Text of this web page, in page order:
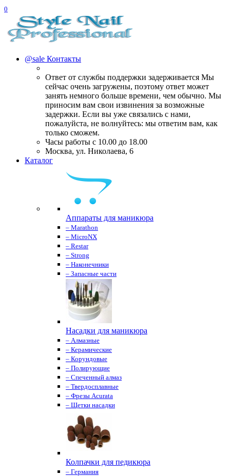
0
@sale Контакты
Ответ от службы поддержки задерживается Мы
сейчас очень загружены, поэтому ответ может
занять немного больше времени, чем обычно. Мы
приносим вам свои извинения за возможные
задержки. Если вы уже связались с нами,
пожалуйста, не волнуйтесь: мы ответим вам, как
только сможем.
Часы работы с 10.00 до 18.00
Москва, ул. Николаева, 6
Каталог
Аппараты для маникюра
– Marathon
– MicroNX
– Restar
– Strong
– Наконечники
– Запасные части
Насадки для маникюра
– Алмазные
– Керамические
– Корундовые
– Полирующие
– Спеченный алмаз
– Твердосплавные
– Фрезы Acurata
– Щетки насадки
Колпачки для педикюра
– Германия